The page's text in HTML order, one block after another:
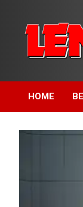
content
HOME